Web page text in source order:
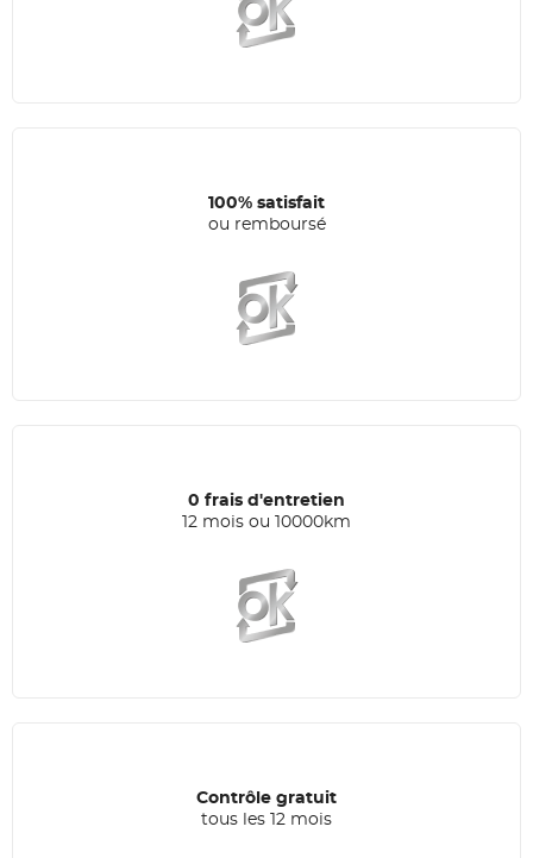
100% satisfait
ou remboursé
0 frais d'entretien
12 mois ou 10000km
Contrôle gratuit
tous les 12 mois